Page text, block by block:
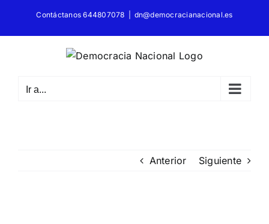
contenido
Contáctanos 644807078 dn@democracianacional.es
Ir a...
Anterior Siguiente